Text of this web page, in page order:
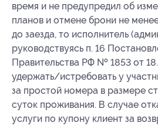
время и не предупредил об
планов и отмене брони не
до заезда, то исполнитель
руководствуясь п. 16
Правительства РФ № 1853 от
удержать/истребовать у
за простой номера в размере
суток проживания. В случае
услуги по купону клиент за